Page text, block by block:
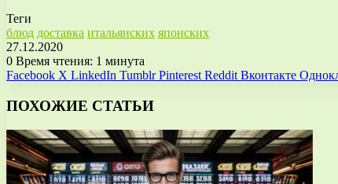
Теги
блюд доставка итальянских японских
27.12.2020
0 Время чтения: 1 минута
Facebook X LinkedIn Tumblr Pinterest Reddit Вконтакте
ПОХОЖИЕ СТАТЬИ